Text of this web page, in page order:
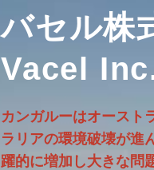
バセル株
Vacel
カンガルーはオースト
ラリアの環境破壊が進
躍的に増加し大きな問